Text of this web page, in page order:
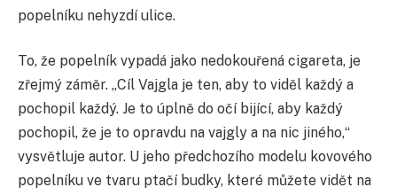
popelníku nehyzdí ulice.
To, že popelník vypadá jako nedokouřená cigareta, je
zřejmý záměr. „Cíl Vajgla je ten, aby to viděl každý a
pochopil každý. Je to úplně do očí bijící, aby každý
pochopil, že je to opravdu na vajgly a na nic jiného,“
vysvětluje autor. U jeho předchozího modelu kovového
popelníku ve tvaru ptačí budky, které můžete vidět na